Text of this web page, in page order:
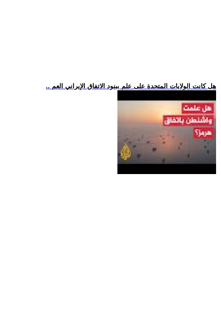
.. هل كانت الولايات المتحدة على علم ببنود الاتفاق الإيراني العم